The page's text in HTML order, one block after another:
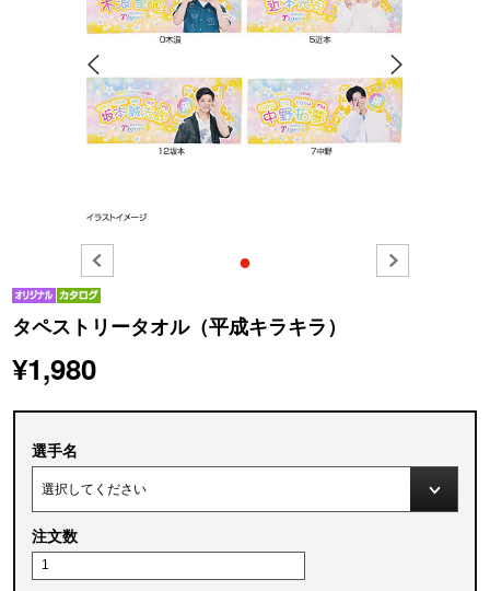
●
タペストリータオル（平成キラキラ）
¥1,980
選手名
注文数